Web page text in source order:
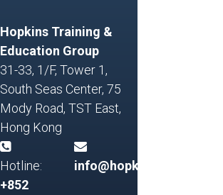
Hopkins Training &
Education Group
31-33, 1/F, Tower 1,
South Seas Center, 75
Mody Road, TST East,
Hong Kong
Hotline:
+852
info@hopkins.edu.hk